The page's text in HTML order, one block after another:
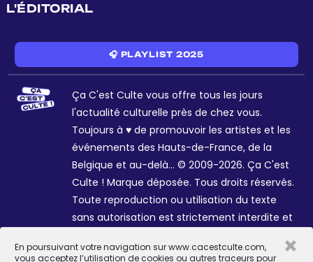
En poursuivant votre navigation sur www.cacestculte.com,
vous acceptez l’utilisation de cookies ou autres traceurs pour
×
L'ÉDITORIAL
🎧 PLAYLIST 2025
Ça C'est Culte vous offre tous les jours
l'actualité culturelle près de chez vous.
Toujours à ♥ de promouvoir les artistes et les
événements des Hauts-de-France, de la
Belgique et au-delà... © 2009-2026. Ça C'est
Culte ! Marque déposée. Tous droits réservés.
Toute reproduction ou utilisation du texte
sans autorisation est strictement interdite et
Sophie R. et Céline Galant.